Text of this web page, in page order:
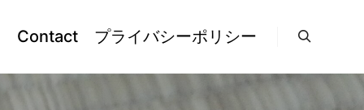
Contact プライバシーポリシー